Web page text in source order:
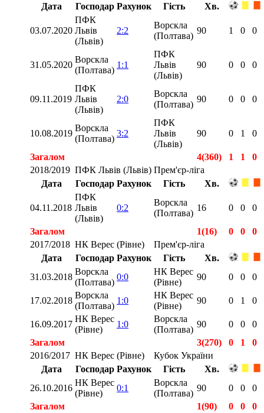
Дата
Господар Рахунок Гість Хв.
03.07.2020
ПФК
Львів
(Львів)
2:2
Ворскла
(Полтава)
90 1 0 0
31.05.2020
Ворскла
(Полтава)
1:1
ПФК
Львів
(Львів)
90 0 0 0
09.11.2019
ПФК
Львів
(Львів)
2:0
Ворскла
(Полтава)
90 0 0 0
10.08.2019
Ворскла
(Полтава)
3:2
ПФК
Львів
(Львів)
90 0 1 0
Загалом 4(360) 1 1
0
2018/2019 ПФК Львів (Львів) Прем'єр-ліга
Дата
Господар Рахунок Гість Хв.
04.11.2018
ПФК
Львів
(Львів)
0:2
Ворскла
(Полтава)
16 0 0 0
Загалом 1(16) 0 0
0
2017/2018 НК Верес (Рівне)
Прем'єр-ліга
Дата
Господар Рахунок Гість
Хв.
31.03.2018
Ворскла
(Полтава)
0:0
НК Верес
(Рівне)
90 0 0 0
17.02.2018
Ворскла
(Полтава)
1:0
НК Верес
(Рівне)
90 0 1 0
16.09.2017
НК Верес
(Рівне)
1:0
Ворскла
(Полтава)
90 0 0
0
Загалом
3(270) 0 1
0
2016/2017 НК Верес (Рівне)
Кубок України
Дата
Господар Рахунок Гість
Хв.
26.10.2016
НК Верес
(Рівне)
0:1
Ворскла
(Полтава)
90 0 0
0
Загалом
1(90) 0 0
0